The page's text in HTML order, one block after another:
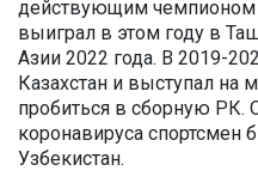
действующим чемпионом
выиграл в этом году в
Азии 2022 года. В 2019-
Казахстан и выступал на
пробиться в сборную РК.
коронавируса
Узбекистан.